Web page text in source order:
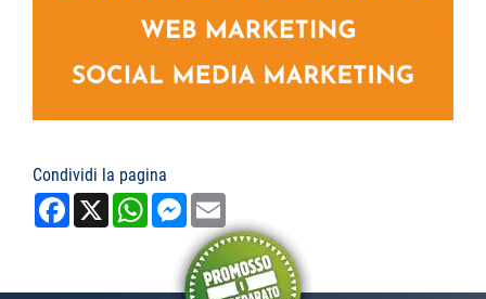
Condividi la pagina
Facebook
X WhatsAppMessenger